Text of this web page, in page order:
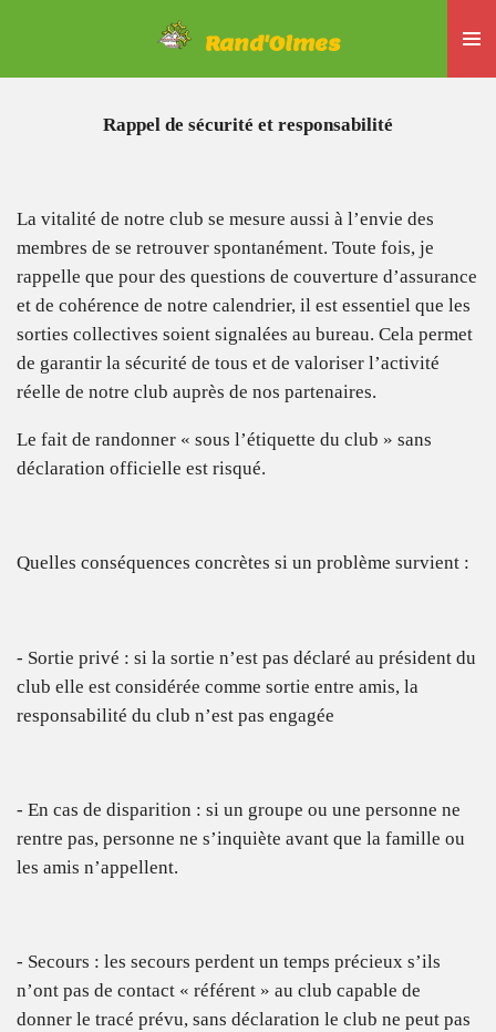
contenu
Rand'Olmes
Rappel de sécurité et responsabilité
La vitalité de notre club se mesure aussi à l’envie des
membres de se retrouver spontanément. Toute fois, je
rappelle que pour des questions de couverture d’assurance
et de cohérence de notre calendrier, il est essentiel que les
sorties collectives soient signalées au bureau. Cela permet
de garantir la sécurité de tous et de valoriser l’activité
réelle de notre club auprès de nos partenaires.
Le fait de randonner « sous l’étiquette du club » sans
déclaration officielle est risqué.
Quelles conséquences concrètes si un problème survient :
- Sortie privé : si la sortie n’est pas déclaré au président du
club elle est considérée comme sortie entre amis, la
responsabilité du club n’est pas engagée
- En cas de disparition : si un groupe ou une personne ne
rentre pas, personne ne s’inquiète avant que la famille ou
les amis n’appellent.
- Secours : les secours perdent un temps précieux s’ils
n’ont pas de contact « référent » au club capable de
donner le tracé prévu, sans déclaration le club ne peut pas